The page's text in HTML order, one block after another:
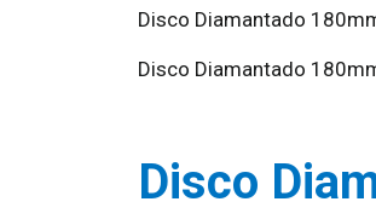
Disco Diamantado
Disco Diamantado
Disco